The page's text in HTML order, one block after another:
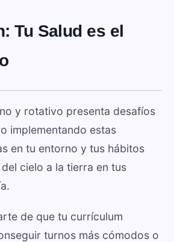
Tu Salud es el
y rotativo presenta desafíos
implementando estas
en tu entorno y tus hábitos
cielo a la tierra en tus
de que tu currículum
turnos más cómodos o